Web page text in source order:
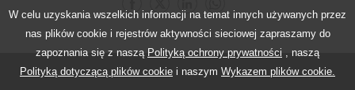
W celu uzyskania wszelkich informacji na temat innych używanych przez
nas plików cookie i rejestrów aktywności sieciowej zapraszamy do
zapoznania się z naszą Polityką ochrony prywatności , naszą
Polityką dotyczącą plików cookie i naszym Wykazem plików cookie.
Podziel się Facebook
Podziel się X
Udostępnij tę stronę LinkedIn
Udostępnij tę stronę